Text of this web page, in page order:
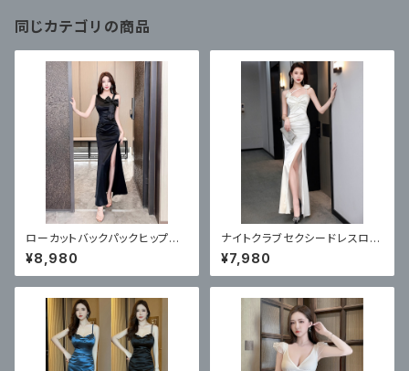
同じカテゴリの商品
ローカットバックパックヒップロ
ングイブニングドレス
¥8,980
ナイトクラブセクシードレスロン
グ ハイエンドホワイトロングド
レス
¥7,980